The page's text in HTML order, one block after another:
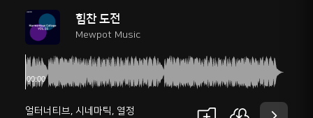
힘찬 도전
Mewpot Music
얼터너티브, 시네마틱, 열정